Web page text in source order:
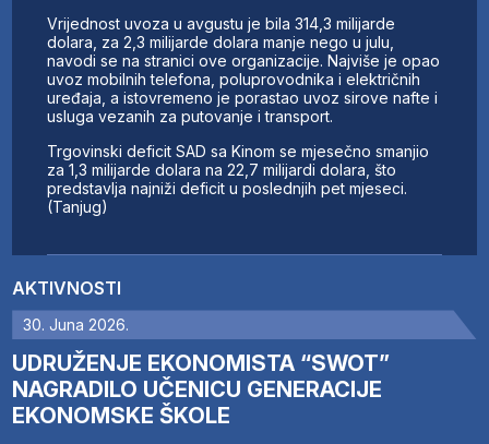
AKTIVNOSTI
30. Juna 2026.
UDRUŽENJE EKONOMISTA “SWOT”
NAGRADILO UČENICU GENERACIJE
EKONOMSKE ŠKOLE
Vrijednost uvoza u avgustu je bila 314,3 milijarde
dolara, za 2,3 milijarde dolara manje nego u julu,
navodi se na stranici ove organizacije. Najviše je opao
uvoz mobilnih telefona, poluprovodnika i električnih
uređaja, a istovremeno je porastao uvoz sirove nafte i
usluga vezanih za putovanje i transport.
Trgovinski deficit SAD sa Kinom se mjesečno smanjio
za 1,3 milijarde dolara na 22,7 milijardi dolara, što
predstavlja najniži deficit u poslednjih pet mjeseci.
(Tanjug)